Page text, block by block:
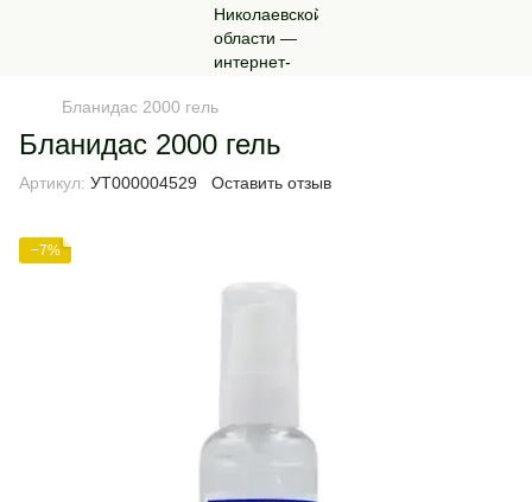
Бланидас 2000 гель
Бланидас 2000 гель
Артикул: УТ000004529 Оставить отзыв
−7%